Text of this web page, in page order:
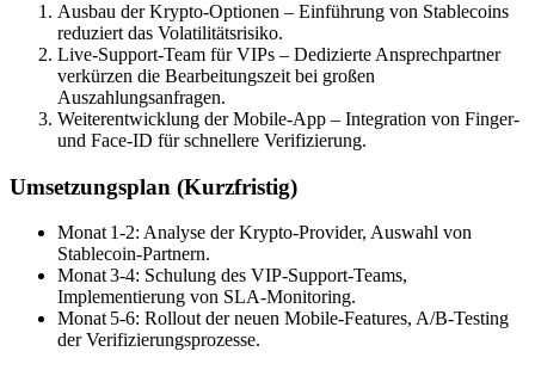
Ausbau der Krypto‑Optionen – Einführung von Stablecoins
reduziert das Volatilitätsrisiko.
Live‑Support‑Team für VIPs – Dedizierte Ansprechpartner
verkürzen die Bearbeitungszeit bei großen
Auszahlungsanfragen.
Weiterentwicklung der Mobile‑App – Integration von Finger‑
und Face‑ID für schnellere Verifizierung.
Umsetzungsplan (Kurzfristig)
Monat 1‑2: Analyse der Krypto‑Provider, Auswahl von
Stablecoin‑Partnern.
Monat 3‑4: Schulung des VIP‑Support‑Teams,
Implementierung von SLA‑Monitoring.
Monat 5‑6: Rollout der neuen Mobile‑Features, A/B‑Testing
der Verifizierungsprozesse.